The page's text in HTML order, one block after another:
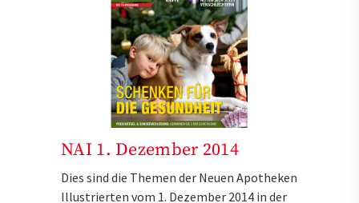
NAI 1. Dezember 2014
Dies sind die Themen der Neuen Apotheken
Illustrierten vom 1. Dezember 2014 in der